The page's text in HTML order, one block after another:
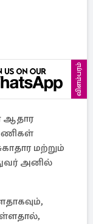
விளம்பரம்
ஆதார
மற்றும்
அனில்